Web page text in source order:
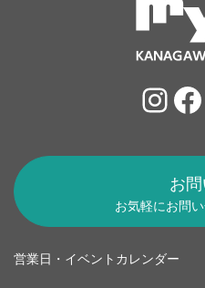
お
お気軽にお問
営業日・イベントカレンダー